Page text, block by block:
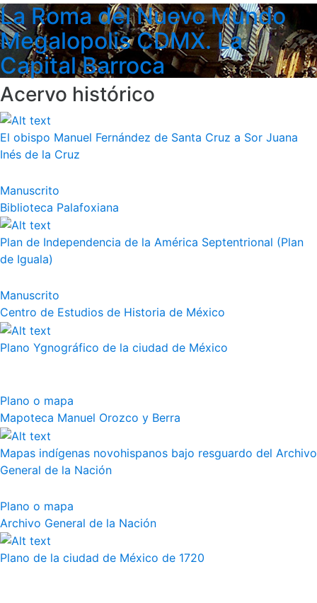
La Roma del Nuevo Mundo
Megalopolis CDMX. La
Capital Barroca
Acervo histórico
El obispo Manuel Fernández de Santa Cruz a Sor Juana
Inés de la Cruz
Manuscrito
Biblioteca Palafoxiana
Plan de Independencia de la América Septentrional (Plan
de Iguala)
Manuscrito
Centro de Estudios de Historia de México
Plano Ygnográfico de la ciudad de México
Plano o mapa
Mapoteca Manuel Orozco y Berra
Mapas indígenas novohispanos bajo resguardo del Archivo
General de la Nación
Plano o mapa
Archivo General de la Nación
Plano de la ciudad de México de 1720